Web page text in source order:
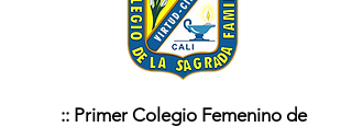
:: Primer Colegio Femenino de